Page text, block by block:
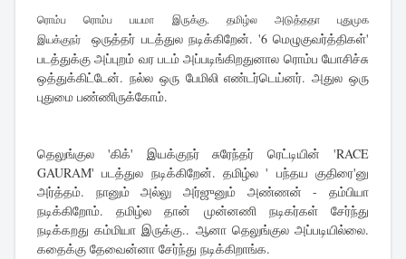
ரொம்ப ரொம்ப பயமா இருக்கு. தமிழ்ல அடுத்ததா புதுமுக
இயக்குநர்
ஒருத்தர் படத்துல நடிக்கிறேன். '6 மெழுகுவர்த்திகள்'
படத்துக்கு அப்புறம் வர படம் அப்படிங்கிறதுனால ரொம்ப யோசிச்சு
ஒத்துக்கிட்டேன். நல்ல ஒரு பேமிலி எண்டர்டெய்னர். அதுல ஒரு
புதுமை பண்ணிருக்கோம்.
தெலுங்குல 'கிக்' இயக்குநர் சுரேந்தர் ரெட்டியின் 'RACE
GAURAM' படத்துல நடிக்கிறேன். தமிழ்ல ' பந்தய குதிரை'னு
அர்த்தம். நானும் அல்லு அர்ஜுனும் அண்ணன் - தம்பியா
நடிக்கிறோம். தமிழ்ல தான் முன்னணி நடிகர்கள் சேர்ந்து
நடிக்கறது கம்மியா இருக்கு.. ஆனா தெலுங்குல அப்படியில்லை.
கதைக்கு தேவைன்னா சேர்ந்து நடிக்கிறாங்க.